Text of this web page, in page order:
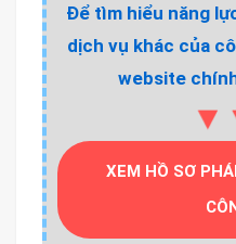
Để tìm hiểu năng
dịch vụ khác của
website
XEM HỒ SƠ